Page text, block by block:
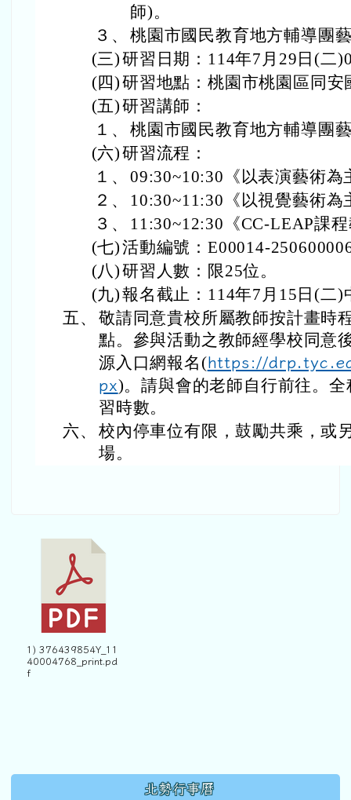
師)。
３、 桃園市國民教育地方輔導團
(三)研習日期：114年7月29日(二
(四)研習地點：桃園市桃園區同安
(五)研習講師：
１、 桃園市國民教育地方輔導團
(六)研習流程：
１、 09:30~10:30《以表演藝術為
２、
10:30~11:30《以視覺藝術
３、
11:30~12:30《CC-LEAP課
(七)活動編號：E00014-
(八)研習人數：限25位。
(九)報名截止：114年7月15日(二)
五、 敬請同意貴校所屬教師按計畫時
點。參與活動之教師經學校同意
源入口網報名(https://
px)。請與會的老師自行前往。
習時數。
六、 校內停車位有限，鼓勵共乘，或
場。
1) 376439854Y_11
40004768_print.pd
f
北勢行事曆